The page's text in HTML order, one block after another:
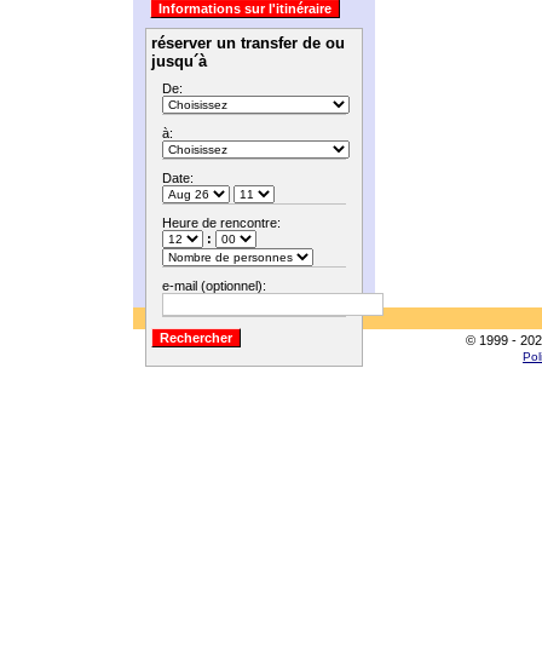
réserver un transfer de ou
jusqu´à
De:
à:
Date:
Heure de rencontre:
:
e-mail (optionnel):
© 1999 -